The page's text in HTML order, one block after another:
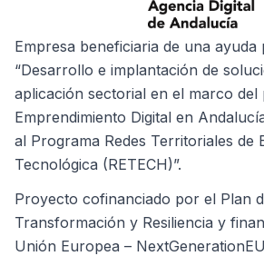
Empresa beneficiaria de una ayuda
“Desarrollo e implantación de
aplicación sectorial en el marco del
Emprendimiento Digital en
al Programa Redes Territoriales de
Tecnológica (RETECH)”.
Proyecto cofinanciado por el Plan
Transformación y Resiliencia y
Unión Europea –